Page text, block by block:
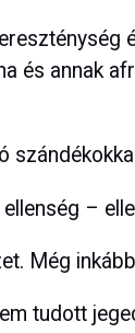
és annak
–
Még
tudott